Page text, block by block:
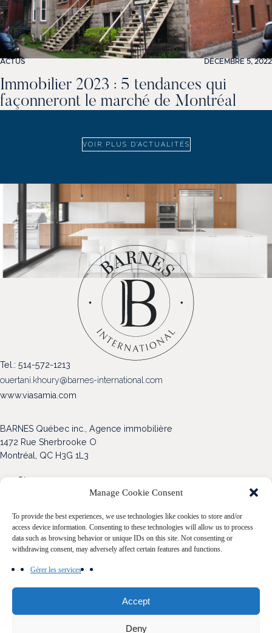
Manage Cookie Consent
To provide the best experiences, we use technologies like cookies to store and/or
access device information. Consenting to these technologies will allow us to process
data such as browsing behavior or unique IDs on this site. Not consenting or
withdrawing consent, may adversely affect certain features and functions.
Gérer les services
Accept
Deny
ACTUS DÉCEMBRE 5, 2022
Immobilier 2023 : 5 tendances qui
façonneront le marché de Montréal
VOIR PLUS D'ACTUALITÉS
Tel.: 514-572-1213
ouertani.khoury@barnes-international.com
www.viasamia.com
BARNES Québec inc., Agence immobilière
1472 Rue Sherbrooke O
Montréal, QC H3G 1L3
Blogue
Acheter
Vendre
Notre Famille